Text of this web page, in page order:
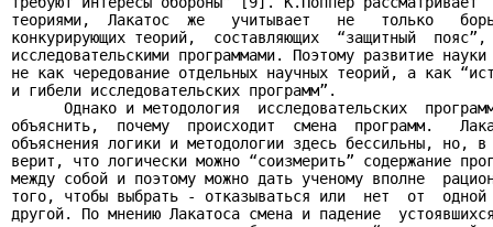
теориями,  Лакатос  же   учитывает   не   только
конкурирующих теорий,  составляющих  “защитный
исследовательскими программами. Поэтому развитие
не как чередование отдельных научных теорий, а как
и гибели исследовательских программ”.
Однако и методология  исследовательских
объяснить,  почему  происходит  смена  программ.
объяснения логики и методологии здесь бессильны, но,
верит, что логически можно “соизмерить” содержание
между собой и поэтому можно дать ученому вполне
того, чтобы выбрать - отказываться или  нет  от
другой. По мнению Лакатоса смена и падение